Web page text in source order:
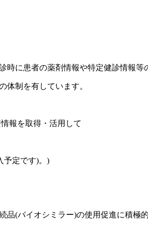
に患者の薬剤情報や特定健診情報等
体制を有しています。
報を取得・活用して
予定です)。)
(バイオシミラー)の使用促進に積極